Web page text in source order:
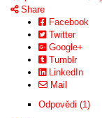
Share
Facebook
Twitter
Google+
Tumblr
LinkedIn
Mail
Odpovědi (1)